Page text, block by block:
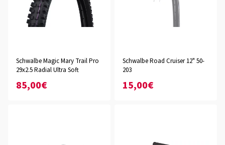
Schwalbe Magic Mary Trail Pro
29x2.5 Radial Ultra Soft
85,00€
Schwalbe Road Cruiser 12" 50-
203
15,00€